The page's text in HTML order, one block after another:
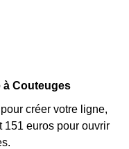
Couteuges
créer votre ligne,
151 euros pour ouvrir